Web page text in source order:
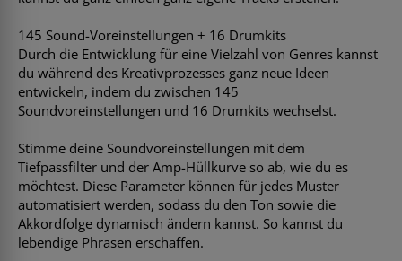
145 Sound-Voreinstellungen + 16 Drumkits
Durch die Entwicklung für eine Vielzahl von Genres kannst
du während des Kreativprozesses ganz neue Ideen
entwickeln, indem du zwischen 145
Soundvoreinstellungen und 16 Drumkits wechselst.
Stimme deine Soundvoreinstellungen mit dem
Tiefpassfilter und der Amp-Hüllkurve so ab, wie du es
möchtest. Diese Parameter können für jedes Muster
automatisiert werden, sodass du den Ton sowie die
Akkordfolge dynamisch ändern kannst. So kannst du
lebendige Phrasen erschaffen.